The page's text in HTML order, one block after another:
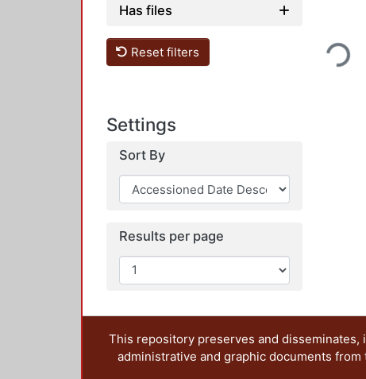
Has files
Reset filters
Settings
Sort By
Results per page
Loading...
This repository preserves and disseminates,
administrative and graphic documents